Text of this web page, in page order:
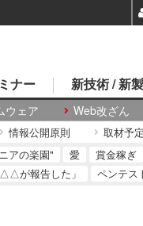
ウェア Web改ざん
ナー 新技術 / 新
情報公開原則 取材予定
アの楽園" 愛 賞金稼ぎ
が報告した」
ペンテス